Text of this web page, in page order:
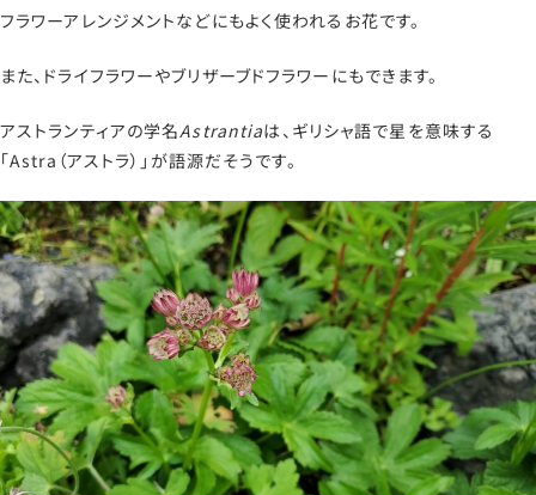
フラワーアレンジメントなどにもよく使われるお花です。
また、ドライフラワーやブリザーブドフラワーにもできます。
アストランティアの学名Astrantiaは、ギリシャ語で星を意味する
「Astra（アストラ）」が語源だそうです。